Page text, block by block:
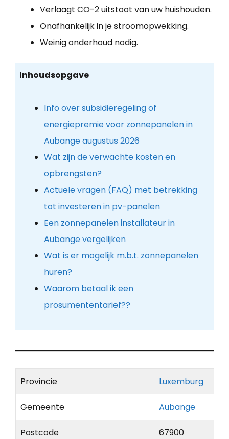
Verlaagt CO-2 uitstoot van uw huishouden.
Onafhankelijk in je stroomopwekking.
Weinig onderhoud nodig.
Inhoudsopgave
Info over subsidieregeling of
energiepremie voor zonnepanelen in
Aubange augustus 2026
Wat zijn de verwachte kosten en
opbrengsten?
Actuele vragen (FAQ) met betrekking
tot investeren in pv-panelen
Een zonnepanelen installateur in
Aubange vergelijken
Wat is er mogelijk m.b.t. zonnepanelen
huren?
Waarom betaal ik een
prosumententarief??
Provincie Luxemburg
Gemeente Aubange
Postcode 67900